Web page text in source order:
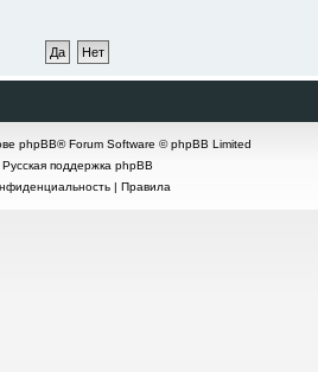
phpBB® Forum Software © phpBB Limited
Русская поддержка phpBB
| Правила